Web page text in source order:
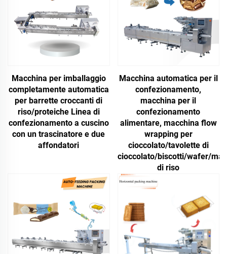
Macchina per imballaggio
completamente automatica
per barrette croccanti di
riso/proteiche Linea di
confezionamento a cuscino
con un trascinatore e due
affondatori
Macchina automatica per il
confezionamento,
macchina per il
confezionamento
alimentare, macchina flow
wrapping per
cioccolato/tavolette di
cioccolato/biscotti/wafer/
di riso